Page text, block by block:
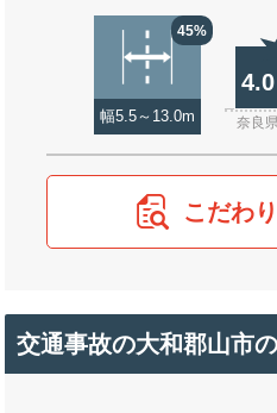
45%
幅5.5～13.0m
4.0
奈良
こだわ
交通事故の大和郡山市